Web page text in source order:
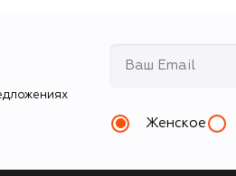
Женское